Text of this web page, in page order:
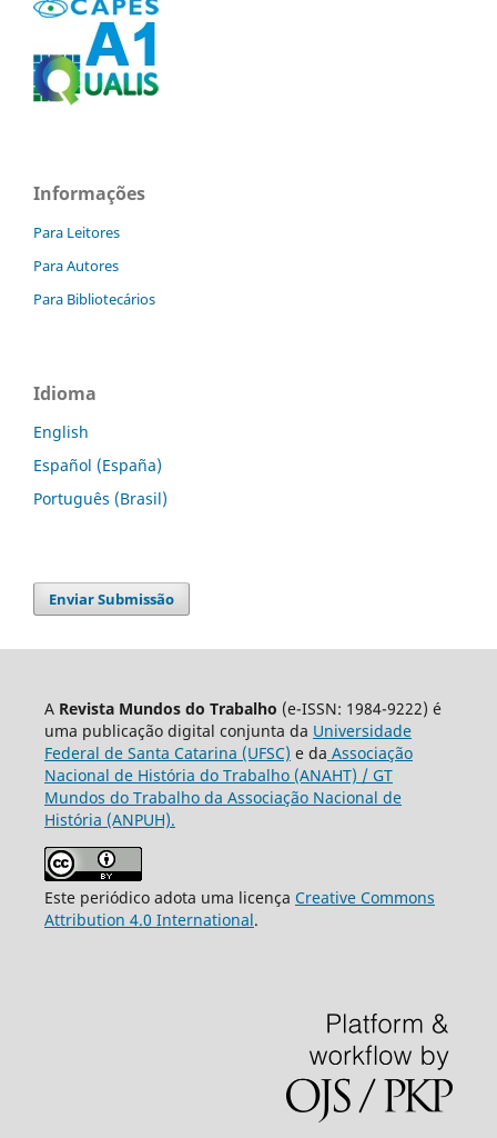
Informações
Para Leitores
Para Autores
Para Bibliotecários
Idioma
English
Español (España)
Português (Brasil)
Enviar Submissão
A Revista Mundos do Trabalho (e-ISSN: 1984-9222) é
uma publicação digital conjunta da Universidade
Federal de Santa Catarina (UFSC) e da Associação
Nacional de História do Trabalho (ANAHT) / GT
Mundos do Trabalho da Associação Nacional de
História (ANPUH).
Este periódico adota uma licença Creative Commons
Attribution 4.0 International.